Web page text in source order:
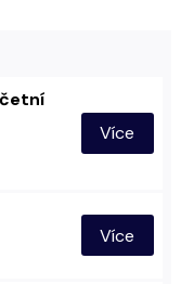
Více
Více